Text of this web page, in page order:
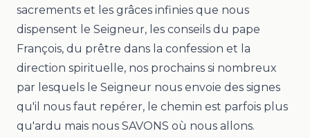
sacrements et les grâces infinies que nous
dispensent le Seigneur, les conseils du pape
François, du prêtre dans la confession et la
direction spirituelle, nos prochains si nombreux
par lesquels le Seigneur nous envoie des signes
qu'il nous faut repérer, le chemin est parfois plus
qu'ardu mais nous SAVONS où nous allons.